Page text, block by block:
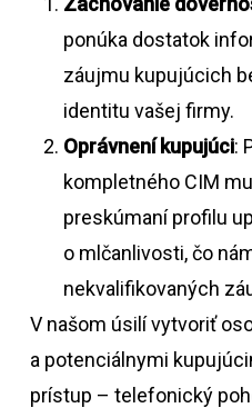
ponúka dostatok
záujmu kupujúcich
identitu vašej firmy.
Oprávnení kupujúci:
kompletného CIM
preskúmaní profilu
o mlčanlivosti, čo
nekvalifikovaných
V našom úsilí vytvoriť
a potenciálnymi
prístup – telefonický